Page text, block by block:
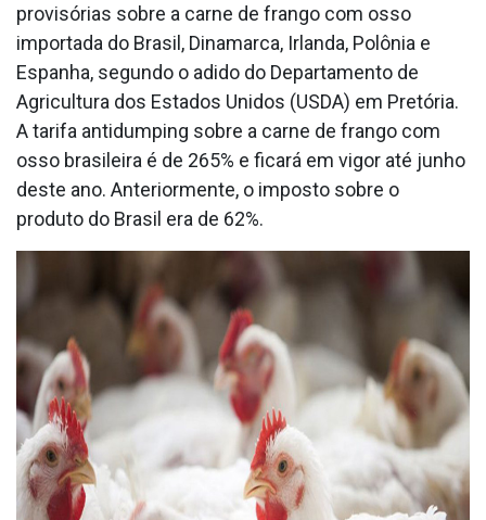
provisórias sobre a carne de frango com osso
importada do Brasil, Dinamarca, Irlanda, Polônia e
Espanha, segundo o adido do Departamento de
Agricultura dos Estados Unidos (USDA) em Pretória.
A tarifa antidumping sobre a carne de frango com
osso brasileira é de 265% e ficará em vigor até junho
deste ano. Anteriormente, o imposto sobre o
produto do Brasil era de 62%.